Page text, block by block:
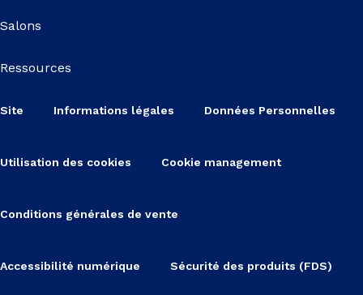
Salons
Ressources
Site Informations légales Données Personnelles
Utilisation des cookies Cookie management
Conditions générales de vente
Accessibilité numérique Sécurité des produits (FDS)